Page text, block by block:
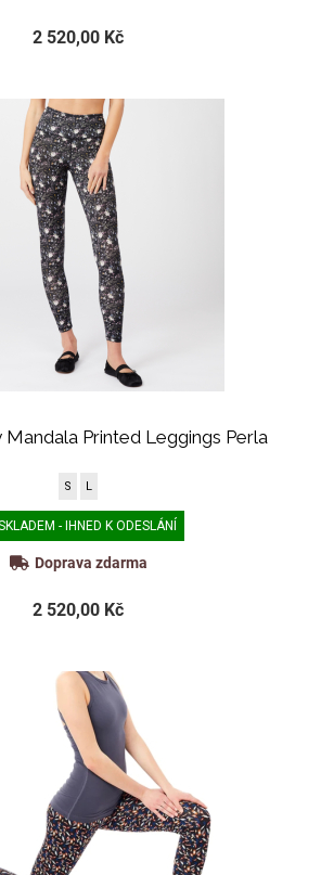
2 520,00 Kč
Printed Leggings Perla
S L
- IHNED K ODESLÁNÍ
Doprava zdarma
2 520,00 Kč